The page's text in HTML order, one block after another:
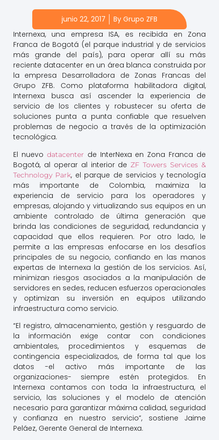
junio 22, 2017 ByGrupo ZFB
Internexa, una empresa ISA, es recibida en Zona
Franca de Bogotá (el parque industrial y de servicios
más grande del país), para operar allí su más
reciente datacenter en un área blanca construida por
la empresa Desarrolladora de Zonas Francas del
Grupo ZFB. Como plataforma habilitadora digital,
Internexa busca así ascender la experiencia de
servicio de los clientes y robustecer su oferta de
soluciones punta a punta confiable que resuelven
problemas de negocio a través de la optimización
tecnológica.
El nuevo datacenter de InterNexa en Zona Franca de
Bogotá, al operar al interior deZF Towers Services &
Technology Park, el parque de servicios y tecnología
más importante de Colombia, maximiza la
experiencia de servicio para los operadores y
empresas, alojando y virtualizando sus equipos en un
ambiente controlado de última generación que
brinda las condiciones de seguridad, redundancia y
capacidad que ellos requieren. Por otro lado, le
permite a las empresas enfocarse en los desafíos
principales de su negocio, confiando en las manos
expertas de Internexa la gestión de los servicios. Así,
minimizan riesgos asociados a la manipulación de
servidores en sedes, reducen esfuerzos operacionales
y optimizan su inversión en equipos utilizando
infraestructura como servicio.
“El registro, almacenamiento, gestión y resguardo de
la información exige contar con condiciones
ambientales, procedimientos y esquemas de
contingencia especializados, de forma tal que los
datos -el activo más importante de las
organizaciones- siempre estén protegidos. En
Internexa contamos con toda la infraestructura, el
servicio, las soluciones y el modelo de atención
necesario para garantizar máxima calidad, seguridad
y confianza en nuestro servicio”, sostiene Jaime
Peláez, Gerente General de Internexa.